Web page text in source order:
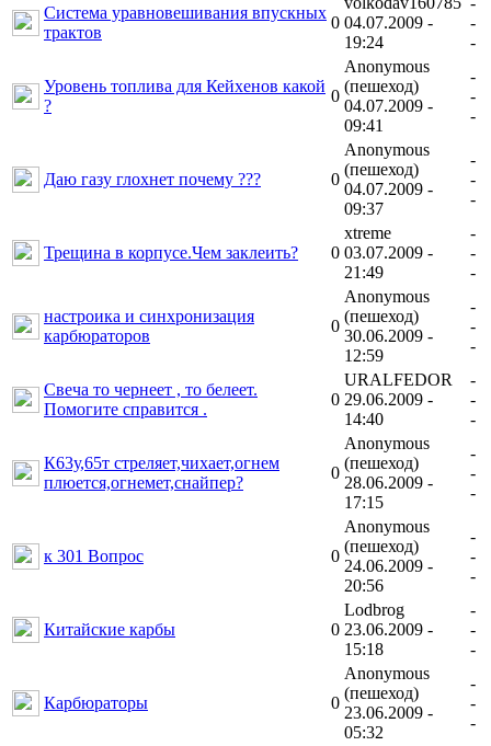
Система уравновешивания впускных
трактов
0 04.07.2009 -
19:24
-
-
Уровень топлива для Кейхенов какой
?
0
Anonymous
(пешеход)
04.07.2009 -
09:41
-
-
-
Даю газу глохнет почему ??? 0
Anonymous
(пешеход)
04.07.2009 -
09:37
-
-
-
Трещина в корпусе.Чем заклеить? 0
xtreme
03.07.2009 -
21:49
-
-
-
настроика и синхронизация
карбюраторов
0
Anonymous
(пешеход)
30.06.2009 -
12:59
-
-
-
Свеча то чернеет , то белеет.
Помогите справится .
0
URALFEDOR
29.06.2009 -
14:40
-
-
-
К63у,65т стреляет,чихает,огнем
плюется,огнемет,снайпер?
0
Anonymous
(пешеход)
28.06.2009 -
17:15
-
-
-
к 301 Вопрос 0
Anonymous
(пешеход)
24.06.2009 -
20:56
-
-
-
Китайские карбы 0
Lodbrog
23.06.2009 -
15:18
-
-
-
Карбюраторы 0
Anonymous
(пешеход)
23.06.2009 -
05:32
-
-
-